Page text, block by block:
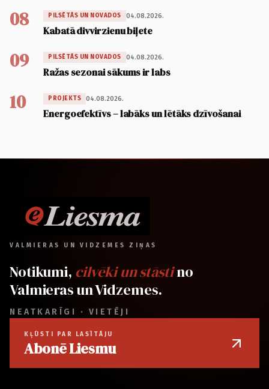
08 PILSĒTĀS UN NOVADOS 04.08.2026.
Kabatā divvirzienu biļete
09 PILSĒTĀS UN NOVADOS 04.08.2026.
Ražas sezonai sākums ir labs
10 PROJEKTS 04.08.2026.
Energoefektīvs – labāks un lētāks dzīvošanai
VALMIERAS UN VIDZEMES ZIŅAS
Notikumi, cilvēki un stāstino
Valmieras un Vidzemes.
NEATKARĪGI · VIETĒJI
KĻŪSTI PAR LASĪTĀJU
Abonē Liesmu